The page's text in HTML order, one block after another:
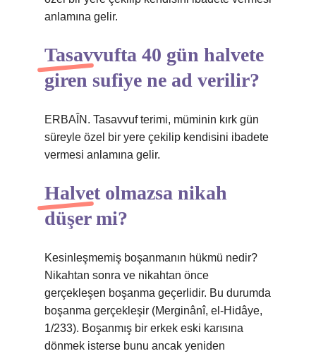
anlamına gelir.
Tasavvufta 40 gün halvete
giren sufiye ne ad verilir?
ERBAÎN. Tasavvuf terimi, müminin kırk gün
süreyle özel bir yere çekilip kendisini ibadete
vermesi anlamına gelir.
Halvet olmazsa nikah
düşer mi?
Kesinleşmemiş boşanmanın hükmü nedir?
Nikahtan sonra ve nikahtan önce
gerçekleşen boşanma geçerlidir. Bu durumda
boşanma gerçekleşir (Merginânî, el-Hidâye,
1/233). Boşanmış bir erkek eski karısına
dönmek isterse bunu ancak yeniden